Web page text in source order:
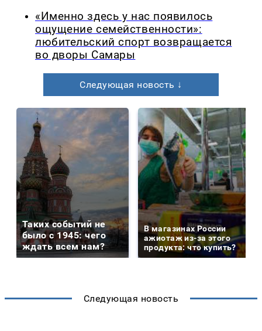
«Именно здесь у нас появилось
ощущение семейственности»:
любительский спорт возвращается
во дворы Самары
Следующая новость ↓
Таких событий не
было с 1945: чего
ждать всем нам?
В магазинах России
ажиотаж из-за этого
продукта: что купить?
Следующая новость